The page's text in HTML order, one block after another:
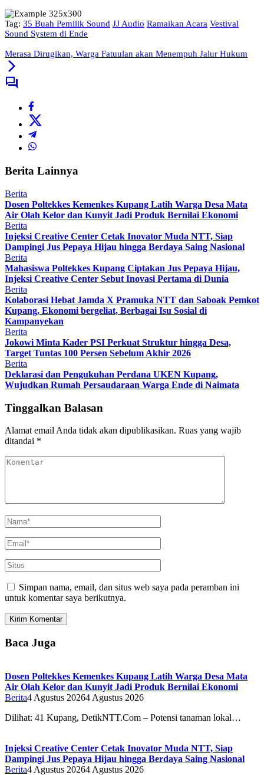
Tag: 35 Buah Pemilik Sound JJ Audio Ramaikan Acara Vestival
Sound System di Ende
Merasa Dirugikan, Warga Fatuulan akan Menempuh Jalur Hukum
Berita Lainnya
Berita
Dosen Poltekkes Kemenkes Kupang Latih Warga Desa Mata
Air Olah Kelor dan Kunyit Jadi Produk Bernilai Ekonomi
Berita
Injeksi Creative Center Cetak Inovator Muda NTT, Siap
Dampingi Jus Pepaya Hijau hingga Berdaya Saing Nasional
Berita
Mahasiswa Poltekkes Kupang Ciptakan Jus Pepaya Hijau,
Injeksi Creative Center Sebut Inovasi Pertama di Dunia
Berita
Kolaborasi Hebat Jamda X Pramuka NTT dan Saboak Pemkot
Kupang, Ekonomi bergeliat, Berbagai Isu Sosial di
Kampanyekan
Berita
Jokowi Minta Kader PSI Perkuat Struktur hingga Desa,
Target Tuntas 100 Persen Sebelum Akhir 2026
Berita
Deklarasi dan Pengukuhan Perdana UKEN Kupang,
Wujudkan Rumah Persaudaraan Warga Ende di Naimata
Tinggalkan Balasan
Alamat email Anda tidak akan dipublikasikan. Ruas yang wajib
ditandai *
Simpan nama, email, dan situs web saya pada peramban ini
untuk komentar saya berikutnya.
Baca Juga
Dosen Poltekkes Kemenkes Kupang Latih Warga Desa Mata
Air Olah Kelor dan Kunyit Jadi Produk Bernilai Ekonomi
Berita4 Agustus 20264 Agustus 2026
Dilihat: 41 Kupang, DetikNTT.Com – Potensi tanaman lokal…
Injeksi Creative Center Cetak Inovator Muda NTT, Siap
Dampingi Jus Pepaya Hijau hingga Berdaya Saing Nasional
Berita4 Agustus 20264 Agustus 2026